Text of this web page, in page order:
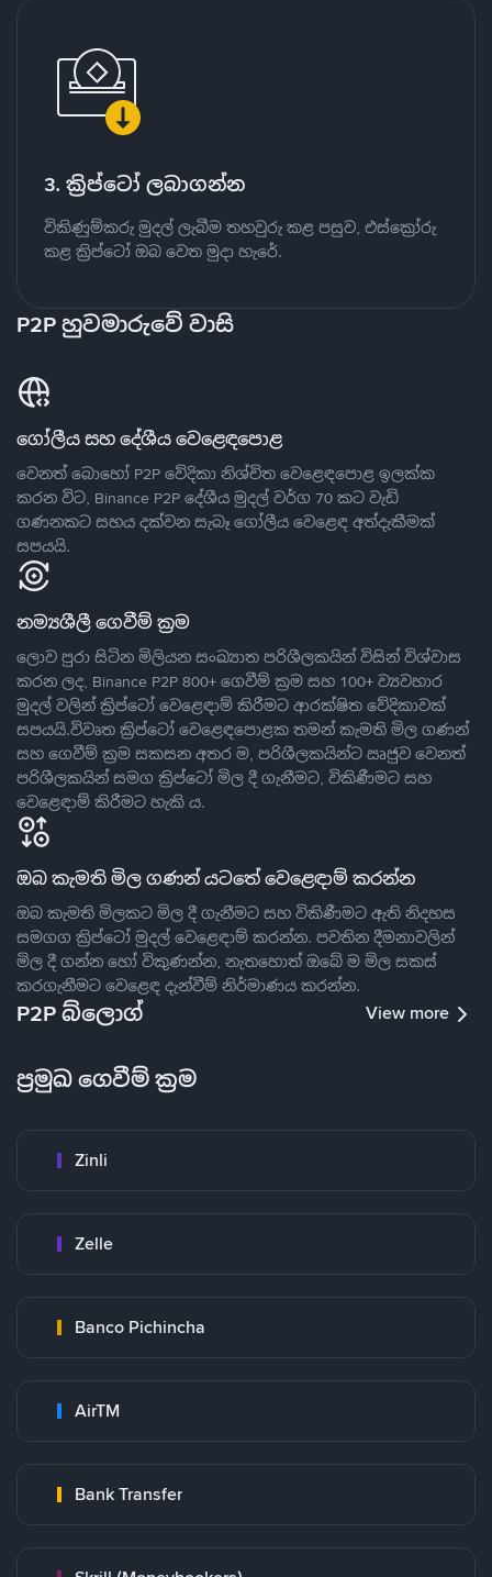
3. ක්‍රිප්ටෝ ලබාගන්න
විකිණුම්කරු මුදල් ලැබීම තහවුරු කළ පසුව, එස්ක්‍රෝරු
කළ ක්‍රිප්ටෝ ඔබ වෙත මුදා හැරේ.
P2P හුවමාරුවේ වාසි
ගෝලීය සහ දේශීය වෙළෙඳපොළ
වෙනත් බොහෝ P2P වේදිකා නිශ්චිත වෙළෙඳපොළ ඉලක්ක
කරන විට, Binance P2P දේශීය මුදල් වර්ග 70 කට වැඩි
ගණනකට සහය දක්වන සැබෑ ගෝලීය වෙළෙඳ අත්දැකීමක්
සපයයි.
නම්‍යශීලී ගෙවීම් ක්‍රම
ලොව පුරා සිටින මිලියන සංඛ්‍යාත පරිශීලකයින් විසින් විශ්වාස
කරන ලද, Binance P2P 800+ ගෙවීම් ක්‍රම සහ 100+ ව්‍යවහාර
මුදල් වලින් ක්‍රිප්ටෝ වෙළෙඳාම් කිරීමට ආරක්ෂිත වේදිකාවක්
සපයයි.විවෘත ක්‍රිප්ටෝ වෙළෙඳපොළක තමන් කැමති මිල ගණන්
සහ ගෙවීම් ක්‍රම සකසන අතර ම, පරිශීලකයින්ට ඍජුව වෙනත්
පරිශීලකයින් සමග ක්‍රිප්ටෝ මිල දී ගැනීමට, විකිණීමට සහ
වෙළෙඳාම් කිරීමට හැකි ය.
ඔබ කැමති මිල ගණන් යටතේ වෙළෙඳාම් කරන්න
ඔබ කැමති මිලකට මිල දී ගැනීමට සහ විකිණීමට ඇති නිදහස
සමගග ක්‍රිප්ටෝ මුදල් වෙළෙඳාම් කරන්න. පවතින දීමනාවලින්
මිල දී ගන්න හෝ විකුණන්න, නැතහොත් ඔබේ ම මිල සකස්
කරගැනීමට වෙළෙඳ දැන්වීම් නිර්මාණය කරන්න.
P2P බ්ලොග් View more
ප්‍රමුඛ ගෙවීම් ක්‍රම
Zinli
Zelle
Banco Pichincha
AirTM
Bank Transfer